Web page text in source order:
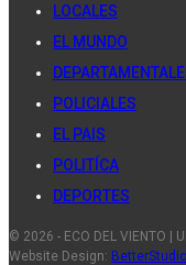
LOCALES
EL MUNDO
POLICIALES
EL PAIS
POLITÍCA
DEPORTES
© 2026 - ECO DEL VIENTO |
Website Design: BetterStudio